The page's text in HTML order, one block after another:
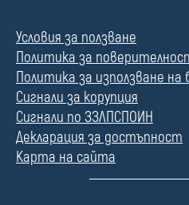
Условия за ползване
Политика за
Политика за използване на
Сигнали за корупция
Сигнали по ЗЗЛПСПОИН
Декларация за достъпност
Карта на сайта